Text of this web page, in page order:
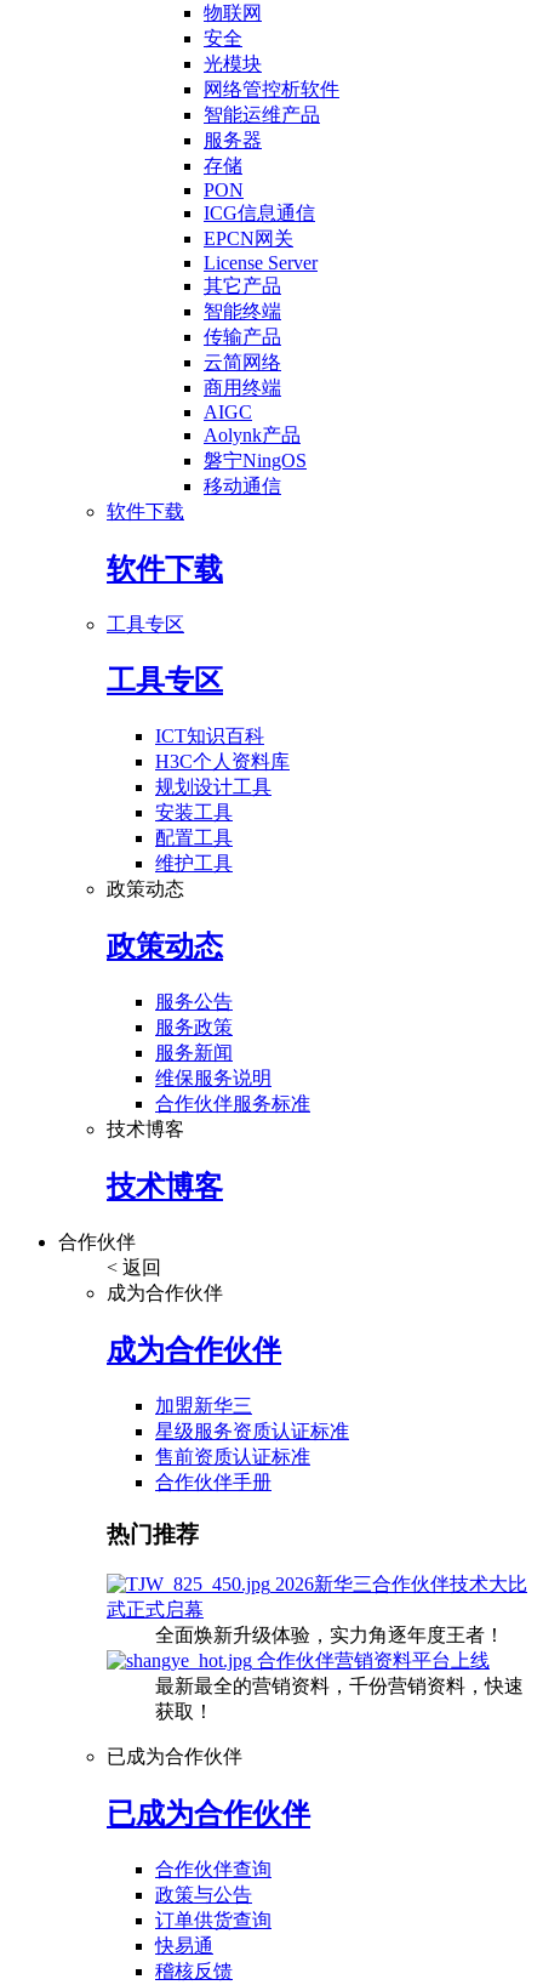
物联网
安全
光模块
网络管控析软件
智能运维产品
服务器
存储
PON
ICG信息通信
EPCN网关
License Server
其它产品
智能终端
传输产品
云简网络
商用终端
AIGC
Aolynk产品
磐宁NingOS
移动通信
软件下载
软件下载
工具专区
工具专区
ICT知识百科
H3C个人资料库
规划设计工具
安装工具
配置工具
维护工具
政策动态
政策动态
服务公告
服务政策
服务新闻
维保服务说明
合作伙伴服务标准
技术博客
技术博客
合作伙伴
< 返回
成为合作伙伴
成为合作伙伴
加盟新华三
星级服务资质认证标准
售前资质认证标准
合作伙伴手册
热门推荐
2026新华三合作伙伴技术大比
武正式启幕
全面焕新升级体验，实力角逐年度王者！
合作伙伴营销资料平台上线
最新最全的营销资料，千份营销资料，快速
获取！
已成为合作伙伴
已成为合作伙伴
合作伙伴查询
政策与公告
订单供货查询
快易通
稽核反馈